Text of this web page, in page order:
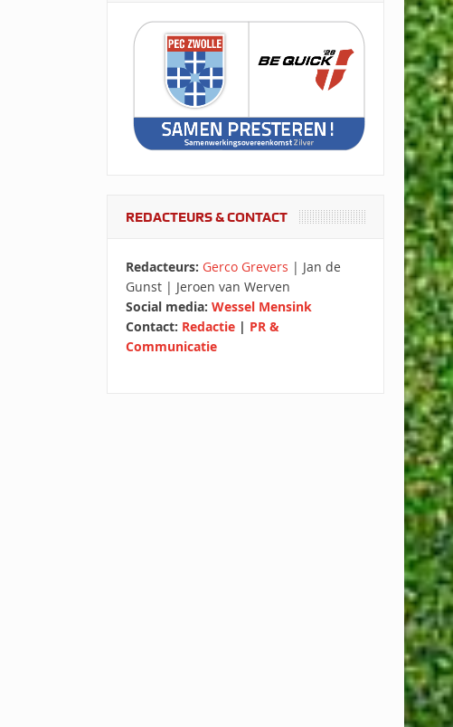
REDACTEURS & CONTACT
Redacteurs: Gerco Grevers | Jan de
Gunst | Jeroen van Werven
Social media: Wessel Mensink
Contact: Redactie| PR &
Communicatie